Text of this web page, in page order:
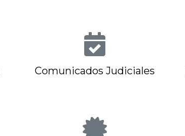
Comunicados Judiciales